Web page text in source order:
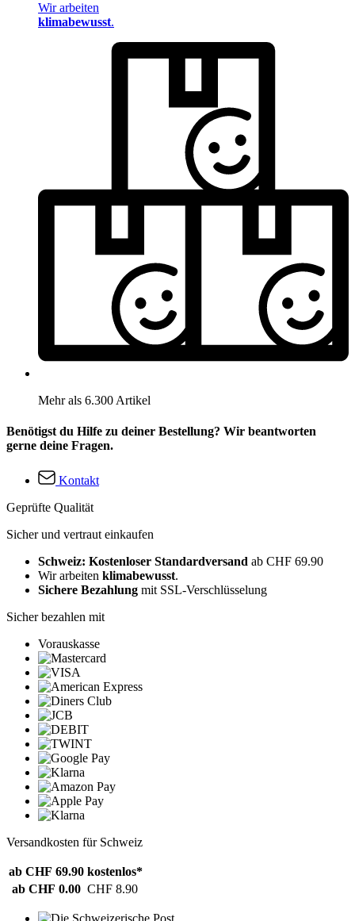
Wir arbeiten
klimabewusst.
Mehr als 6.300 Artikel
Benötigst du Hilfe zu deiner Bestellung? Wir beantworten
gerne deine Fragen.
Kontakt
Geprüfte Qualität
Sicher und vertraut einkaufen
Schweiz: Kostenloser Standardversand ab CHF 69.90
Wir arbeiten klimabewusst.
Sichere Bezahlung mit SSL-Verschlüsselung
Sicher bezahlen mit
Vorauskasse
Versandkosten für Schweiz
ab CHF 69.90 kostenlos*
ab CHF 0.00 CHF 8.90